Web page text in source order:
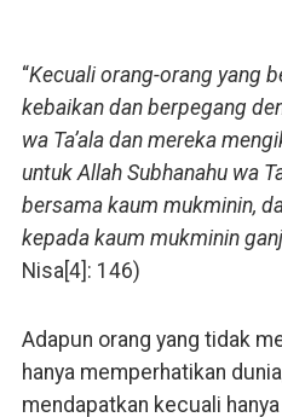
“Kecuali orang-orang yang
kebaikan dan berpegang
wa Ta’ala dan mereka
untuk Allah Subhanahu wa
bersama kaum mukminin,
kepada kaum mukminin
Nisa[4]: 146)
Adapun orang yang tidak
hanya memperhatikan
mendapatkan kecuali